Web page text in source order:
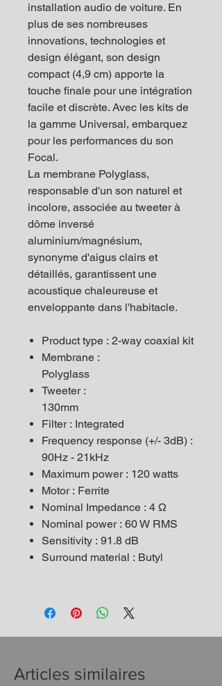
installation audio de voiture. En
plus de ses nombreuses
innovations, technologies et
design élégant, son design
compact (4,9 cm) apporte la
touche finale pour une intégration
facile et discrète. Avec les kits de
la gamme Universal, embarquez
pour les performances du son
Focal.
La membrane Polyglass,
responsable d'un son naturel et
incolore, associée au tweeter à
dôme inversé
aluminium/magnésium,
synonyme d'aigus clairs et
détaillés, garantissent une
acoustique chaleureuse et
enveloppante dans l'habitacle.
Product type : 2-way coaxial kit
Membrane :
Polyglass
Tweeter :
130mm
Filter : Integrated
Frequency response (+/- 3dB) :
90Hz - 21kHz
Maximum power : 120 watts
Motor : Ferrite
Nominal Impedance : 4 Ω
Nominal power : 60 W RMS
Sensitivity : 91.8 dB
Surround material : Butyl
Articles similaires